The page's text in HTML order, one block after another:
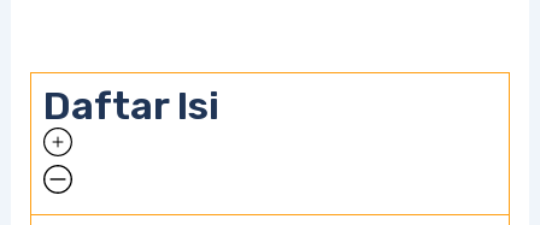
Daftar Isi